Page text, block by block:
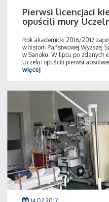
Pierwsi licencjaci
opuścili mury
Rok akademicki 2016/2017
w historii Państwowej Wyższej
w Sanoku. W lipcu po zdanych
Uczelni opuścili pierwsi
więcej